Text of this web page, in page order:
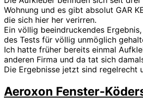
Wohnung und es gibt absolut GAR
die sich hier her verirren.
Ein völlig beeindruckendes
des Tests für völlig unmöglich
Ich hatte früher bereits einmal
anderen Firma und da tat sich
Die Ergebnisse jetzt sind regelrecht
Aeroxon Fenster-